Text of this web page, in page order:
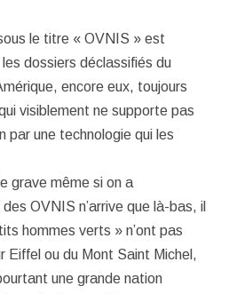
le titre « OVNIS » est
dossiers déclassifiés du
encore eux, toujours
visiblement ne supporte pas
par une technologie qui les
grave même si on a
des OVNIS n’arrive que là-bas, il
hommes verts » n’ont pas
Eiffel ou du Mont Saint Michel,
une grande nation